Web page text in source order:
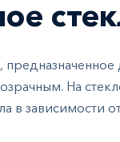
На
в зависимости